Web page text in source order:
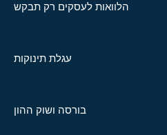
הלוואות לעסקים רק תבקש
עגלת תינוקות
בורסה ושוק ההון